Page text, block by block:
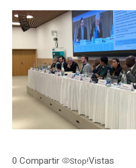
0 Compartir Stop!Vistas